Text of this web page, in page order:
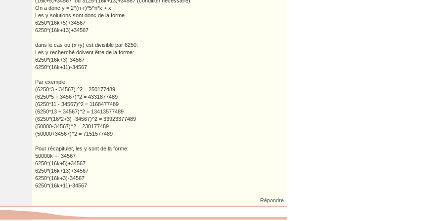
On a donc y = 2^(n-r)*5^n*k + x
Les y solutions sont donc de la forme
6250*(16k+5)+34567
6250*(16k+13)+34567
dans le cas ou (x+y) est divisible par 6250:
Les y recherché doivent être de la forme:
6250*(16k+3)-34567
6250*(16k+11)-34567
Par exemple,
(6250*3 - 34567) ^2 = 250177489
(6250*5 + 34567)^2 = 4331877489
(6250*11 - 34567)^2 = 1168477489
(6250*13 + 34567)^2 = 13413577489
(6250*(16*2+3) -34567)^2 = 33923377489
(50000-34567)^2 = 238177489
(50000+34567)^2 = 7151577489
Pour récapituler, les y sont de la forme:
50000k +- 34567
6250*(16k+5)+34567
6250*(16k+13)+34567
6250*(16k+3)-34567
6250*(16k+11)-34567
Répondre